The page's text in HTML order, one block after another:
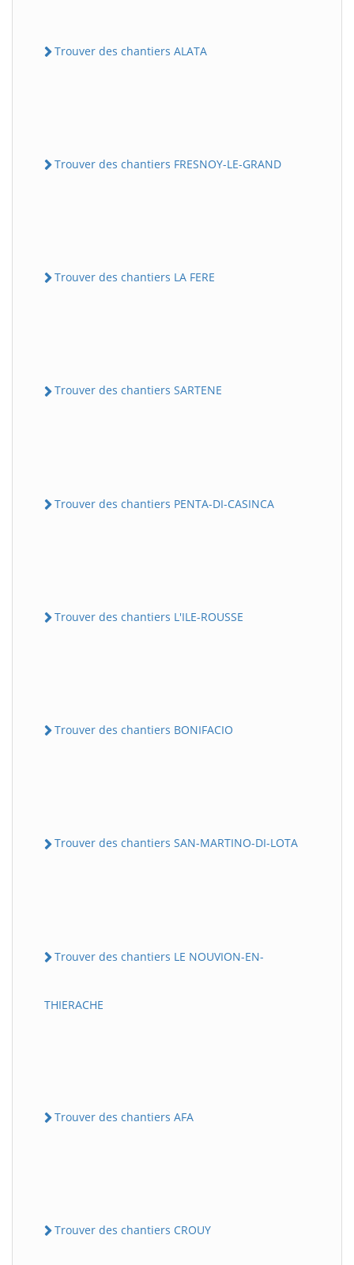
Trouver des chantiers ALATA
Trouver des chantiers FRESNOY-LE-GRAND
Trouver des chantiers LA FERE
Trouver des chantiers SARTENE
Trouver des chantiers PENTA-DI-CASINCA
Trouver des chantiers L'ILE-ROUSSE
Trouver des chantiers BONIFACIO
Trouver des chantiers SAN-MARTINO-DI-LOTA
Trouver des chantiers LE NOUVION-EN-
THIERACHE
Trouver des chantiers AFA
Trouver des chantiers CROUY